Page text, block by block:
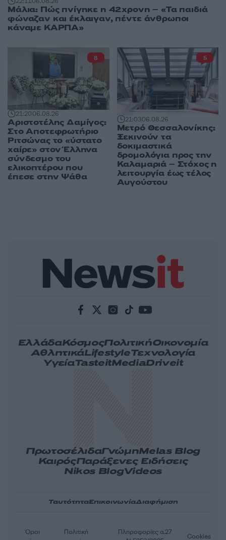
Μάλια: Πώς πνίγηκε η 42χρονη – «Τα παιδιά
φώναζαν και έκλαιγαν, πέντε άνθρωποι
κάναμε ΚΑΡΠΑ»
21:2006.08.26
Αριστοτέλης Δαμίγος:
Στο Αποτεφρωτήριο
Ριτσώνας το «ύστατο
χαίρε» στον Έλληνα
σύνδεσμο του
ελικοπτέρου που
έπεσε στην Ψάθα
8
21:0306.08.26
Μετρό Θεσσαλονίκης:
Ξεκινούν τα
δοκιμαστικά
δρομολόγια προς την
Καλαμαριά – Στόχος η
λειτουργία έως τέλος
Αυγούστου
5
ΕλλάδαΚόσμοςΠολιτικήΟικονομία
ΑθλητικάLifestyleΤεχνολογία
ΥγείαTasteitMediaDriveit
ΠρωτοσέλιδαΓνώμηMelas Blog
ΚαιρόςΠαράξενες Ειδήσεις
Nikos BlogVideos
ΤαυτότηταΕπικοινωνίαΔιαφήμιση
Όροι
Πολιτική
Πληροφορίες α.27
Cookies